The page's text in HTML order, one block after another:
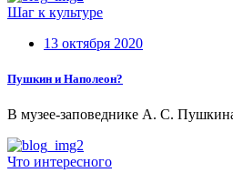
Шаг к культуре
13 октября 2020
Пушкин и Наполеон?
В музее-заповеднике А. С.
Что интересного